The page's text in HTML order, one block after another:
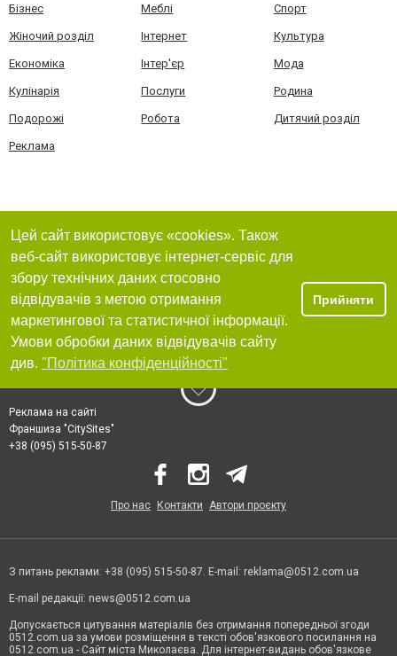
Бізнес Меблі Спорт
Жіночий розділ Інтернет Культура
Економіка Інтер'єр Мода
Кулінарія Послуги Родина
Подорожі Робота Дитячий розділ
Реклама
Цей сайт використовує «cookies». Також
веб-сайт використовує інтернет-сервіс для
збору технічних даних стосовно
відвідувачів з метою отримання
маркетингової та статистичної інформації.
Умови обробки даних відвідувачів сайту
див. "Політика конфіденційності"
Прийняти
Реклама на сайті
Франшиза "CitySites"
+38 (095) 515-50-87
Про нас Контакти Автори проєкту
З питань реклами: +38 (095) 515-50-87. E-mail: reklama@0512.com.ua
E-mail редакції: news@0512.com.ua
Допускається цитування матеріалів без отримання попередньої згоди
0512.com.ua за умови розміщення в тексті обов'язкового посилання на
0512.com.ua - Сайт міста Миколаєва. Для інтернет-видань обов'язкове